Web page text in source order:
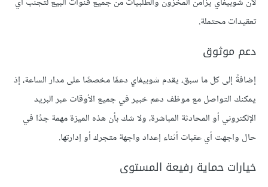
تعقيدات محتملة.
دعم موثوق
إضافةً إلى كل ما سبق، يقدم شوبيفاي دعمًا مخصصًا على مدار الساعة، إذ
يمكنك التواصل مع موظف دعم خبير في جميع الأوقات عبر البريد
الإلكتروني أو المحادثة المباشرة، ولا شك بأن هذه الميزة مهمة جدًا في
حال واجهت أي عقبات أثناء إعداد واجهة متجرك أو إدارتها.
خيارات حماية رفيعة المستوى